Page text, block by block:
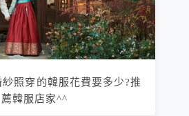
照穿的韓服花費要多少?推
薦韓服店家^^